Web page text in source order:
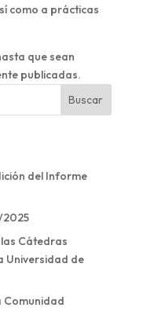
como a prácticas
que sean
publicadas.
Buscar
del Informe
2025
Cátedras
Universidad de
Comunidad